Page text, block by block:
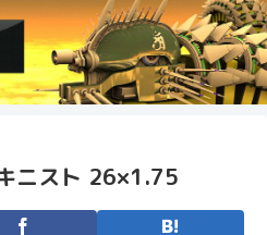
ニスト 26×1.75